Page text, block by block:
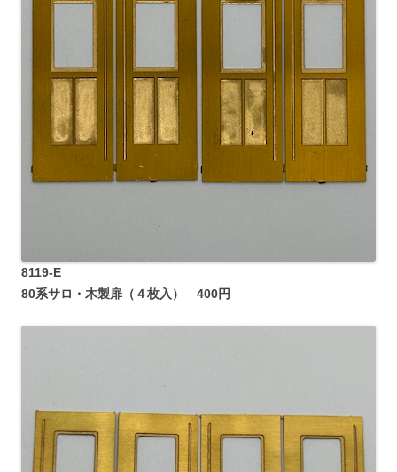
8119-E
80系サロ・木製扉（４枚入） 400円